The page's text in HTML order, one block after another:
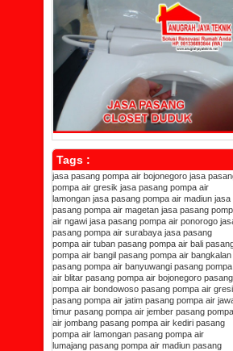
Tags :
jasa pasang pompa air bojonegoro jasa
pompa air gresik jasa pasang pompa air
lamongan jasa pasang pompa air madiun jasa
pasang pompa air magetan jasa pasang
air ngawi jasa pasang pompa air ponorogo
pasang pompa air surabaya jasa pasang
pompa air tuban pasang pompa air bali
pompa air bangil pasang pompa air bangkalan
pasang pompa air banyuwangi pasang pompa
air blitar pasang pompa air bojonegoro pasang
pompa air bondowoso pasang pompa air
pasang pompa air jatim pasang pompa air
timur pasang pompa air jember pasang pompa
air jombang pasang pompa air kediri pasang
pompa air lamongan pasang pompa air
lumajang pasang pompa air madiun pasang